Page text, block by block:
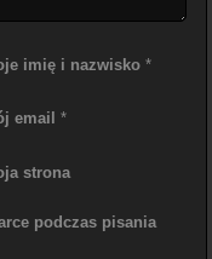
imię i nazwisko *
email *
strona
podczas pisania